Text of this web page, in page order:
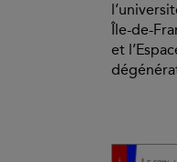
Île-de-
et